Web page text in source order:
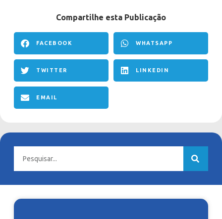
Compartilhe esta Publicação
FACEBOOK WHATSAPP
TWITTER LINKEDIN
EMAIL